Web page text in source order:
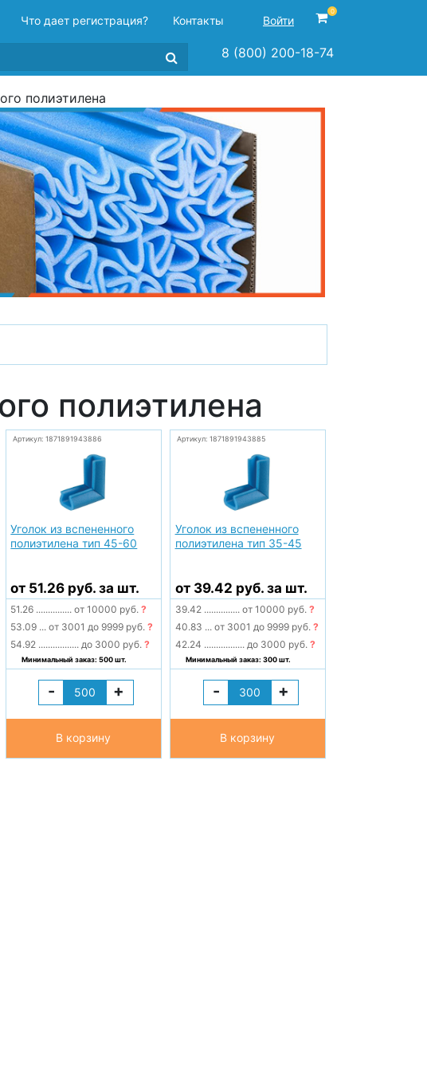
Что дает регистрация? Контакты Войти
0
8 (800) 200-18-74
полиэтилена
полиэтилена
Артикул: 1871891943886
Уголок из вспененного
полиэтилена тип 45-60
от 51.26 руб. за шт.
51.26 ............... от 10000 руб.?
53.09 ... от 3001 до 9999 руб.?
54.92 ................. до 3000 руб.?
Минимальный заказ: 500 шт.
- +
В корзину
Артикул: 1871891943885
Уголок из вспененного
полиэтилена тип 35-45
от 39.42 руб. за шт.
39.42 ............... от 10000 руб. ?
40.83 ... от 3001 до 9999 руб. ?
42.24 ................. до 3000 руб. ?
Минимальный заказ: 300 шт.
- +
В корзину